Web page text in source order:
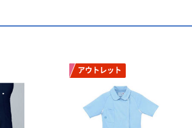
アウトレット